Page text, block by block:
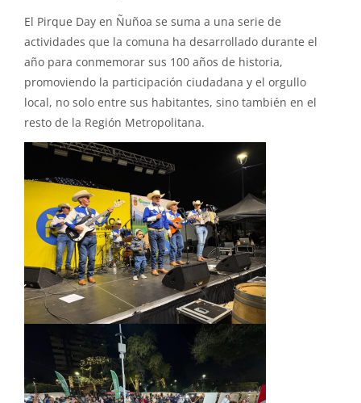
El Pirque Day en Ñuñoa se suma a una serie de
actividades que la comuna ha desarrollado durante el
año para conmemorar sus 100 años de historia,
promoviendo la participación ciudadana y el orgullo
local, no solo entre sus habitantes, sino también en el
resto de la Región Metropolitana.